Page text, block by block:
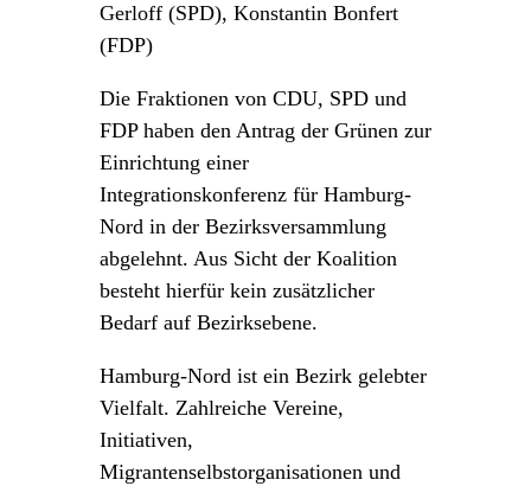
Gerloff (SPD), Konstantin Bonfert
(FDP)
Die Fraktionen von CDU, SPD und
FDP haben den Antrag der Grünen zur
Einrichtung einer
Integrationskonferenz für Hamburg-
Nord in der Bezirksversammlung
abgelehnt. Aus Sicht der Koalition
besteht hierfür kein zusätzlicher
Bedarf auf Bezirksebene.
Hamburg-Nord ist ein Bezirk gelebter
Vielfalt. Zahlreiche Vereine,
Initiativen,
Migrantenselbstorganisationen und